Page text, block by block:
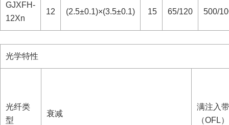
GJXFH-
12Xn
12 (2.5±0.1)×(3.5±0.1) 15 65/120 500/
光学特性
光纤类
型
衰减
满注入
（OFL）